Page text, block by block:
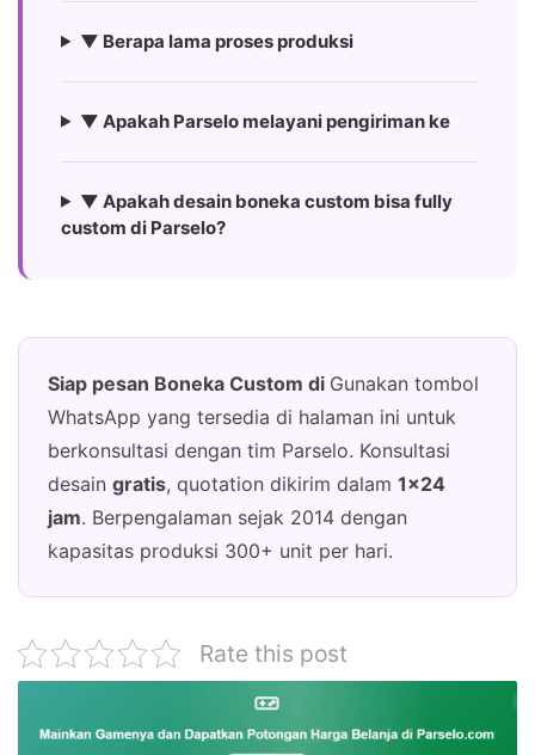
▼ Berapa lama proses produksi
▼ Apakah Parselo melayani pengiriman ke
▼ Apakah desain boneka custom bisa fully
custom di Parselo?
Siap pesan Boneka Custom di Gunakan tombol
WhatsApp yang tersedia di halaman ini untuk
berkonsultasi dengan tim Parselo. Konsultasi
desain gratis, quotation dikirim dalam 1×24
jam. Berpengalaman sejak 2014 dengan
kapasitas produksi 300+ unit per hari.
Rate this post